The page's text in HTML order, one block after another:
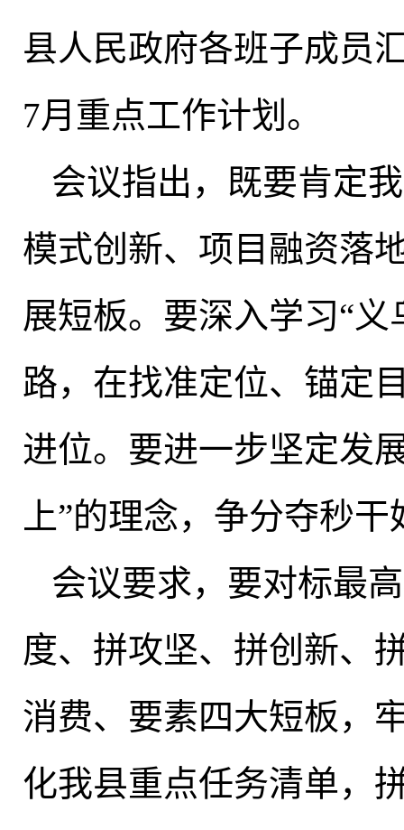
县人民政府各班子成员
7月重点工作计划。
会议指出 ， 既要肯定
模式创新、项目融资落
展短板。 要深入学习“义
路， 在找准定位、锚定
进位。要进一步坚定发
上”的理念，争分夺秒
会议要求， 要对标最
度、拼攻坚、拼创新、
消费、要素四大短板，
化我县重点任务清单，